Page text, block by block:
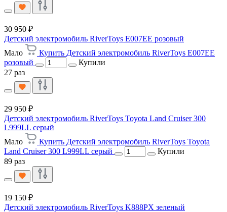
30 950 ₽
Детский электромобиль RiverToys E007EE розовый
Мало
Купить Детский электромобиль RiverToys E007EE
розовый
Купили
27 раз
29 950 ₽
Детский электромобиль RiverToys Toyota Land Cruiser 300
L999LL серый
Мало
Купить Детский электромобиль RiverToys Toyota
Land Cruiser 300 L999LL серый
Купили
89 раз
19 150 ₽
Детский электромобиль RiverToys K888PX зеленый